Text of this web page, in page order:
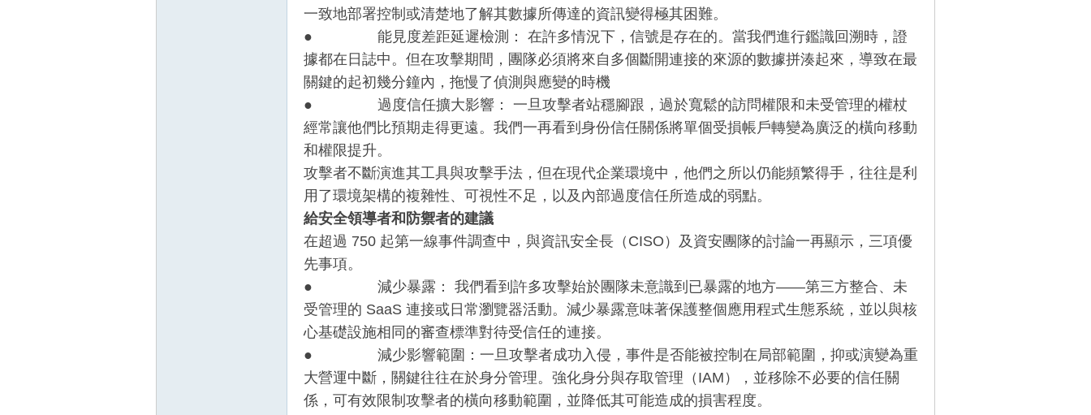
一致地部署控制或清楚地了解其數據所傳達的資訊變得極其困難。
● 能見度差距延遲檢測： 在許多情況下，信號是存在的。當我們進行鑑識回溯時，證
據都在日誌中。但在攻擊期間，團隊必須將來自多個斷開連接的來源的數據拼湊起來，導致在最
關鍵的起初幾分鐘內，拖慢了偵測與應變的時機
● 過度信任擴大影響： 一旦攻擊者站穩腳跟，過於寬鬆的訪問權限和未受管理的權杖
經常讓他們比預期走得更遠。我們一再看到身份信任關係將單個受損帳戶轉變為廣泛的橫向移動
和權限提升。
攻擊者不斷演進其工具與攻擊手法，但在現代企業環境中，他們之所以仍能頻繁得手，往往是利
用了環境架構的複雜性、可視性不足，以及內部過度信任所造成的弱點。
給安全領導者和防禦者的建議
在超過 750 起第一線事件調查中，與資訊安全長（CISO）及資安團隊的討論一再顯示，三項優
先事項。
● 減少暴露： 我們看到許多攻擊始於團隊未意識到已暴露的地方——第三方整合、未
受管理的 SaaS 連接或日常瀏覽器活動。減少暴露意味著保護整個應用程式生態系統，並以與核
心基礎設施相同的審查標準對待受信任的連接。
● 減少影響範圍：一旦攻擊者成功入侵，事件是否能被控制在局部範圍，抑或演變為重
大營運中斷，關鍵往往在於身分管理。強化身分與存取管理（IAM），並移除不必要的信任關
係，可有效限制攻擊者的橫向移動範圍，並降低其可能造成的損害程度。